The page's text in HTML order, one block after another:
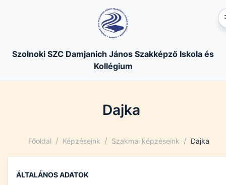
Szolnoki SZC Damjanich János Szakképző Iskola és
Kollégium
Dajka
Főoldal / Képzéseink / Szakmai képzéseink / Dajka
ÁLTALÁNOS ADATOK